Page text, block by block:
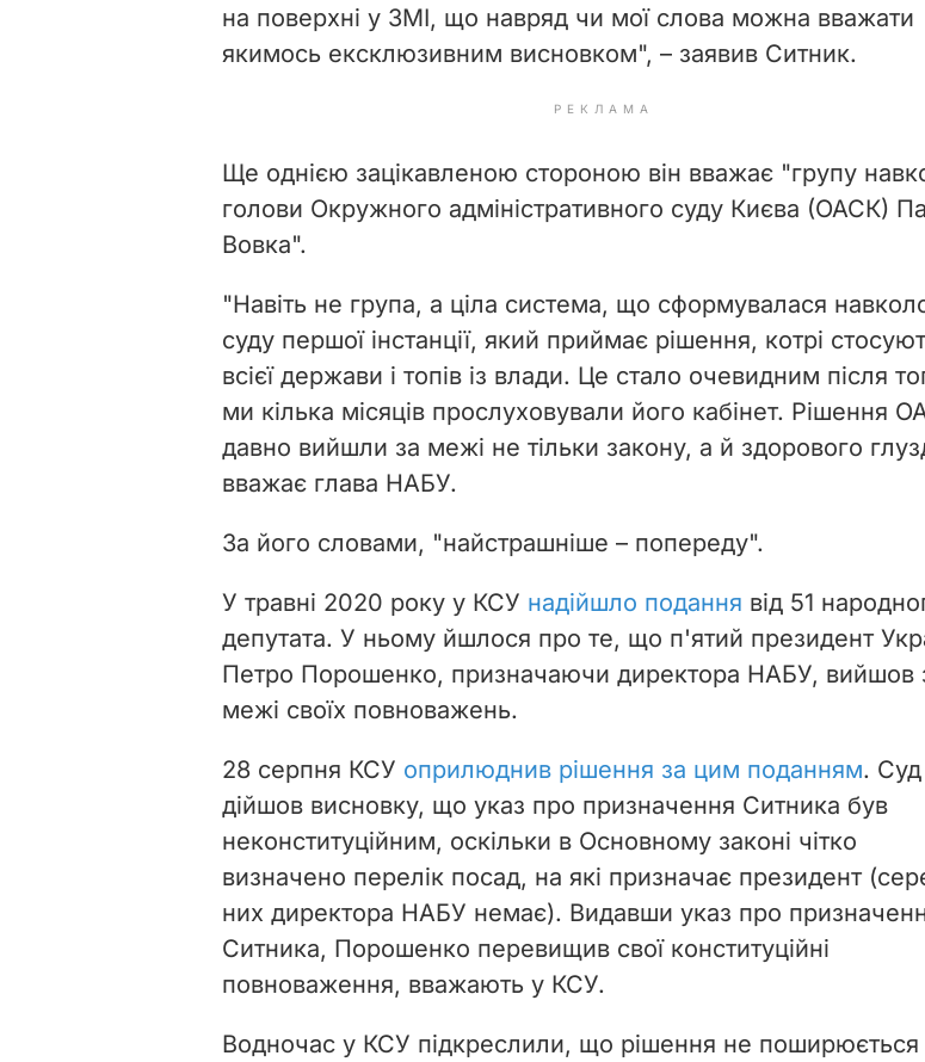
на поверхні у ЗМІ, що навряд чи мої слова можна вважати
якимось ексклюзивним висновком", – заявив Ситник.
РЕКЛАМА
Ще однією зацікавленою стороною він вважає "групу
голови Окружного адміністративного суду Києва (ОАСК)
Вовка".
"Навіть не група, а ціла система, що сформувалася
суду першої інстанції, який приймає рішення, котрі
всієї держави і топів із влади. Це стало очевидним після
ми кілька місяців прослуховували його кабінет. Рішення
давно вийшли за межі не тільки закону, а й здорового
вважає глава НАБУ.
За його словами, "найстрашніше – попереду".
У травні 2020 року у КСУ надійшло подання від 51
депутата. У ньому йшлося про те, що п'ятий президент
Петро Порошенко, призначаючи директора НАБУ, вийшов
межі своїх повноважень.
28 серпня КСУ оприлюднив рішення за цим поданням. Суд
дійшов висновку, що указ про призначення Ситника був
неконституційним, оскільки в Основному законі чітко
визначено перелік посад, на які призначає президент
них директора НАБУ немає). Видавши указ про
Ситника, Порошенко перевищив свої конституційні
повноваження, вважають у КСУ.
Водночас у КСУ підкреслили, що рішення не поширюється